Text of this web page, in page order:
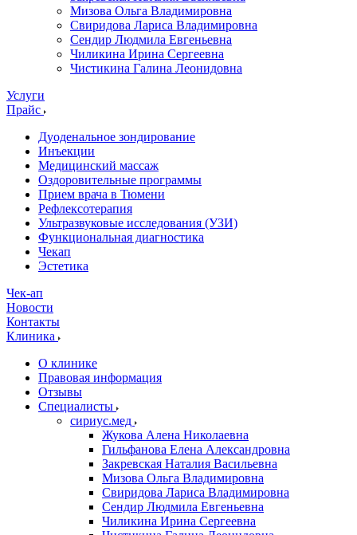
Мизова Ольга Владимировна
Свиридова Лариса Владимировна
Сендир Людмила Евгеньевна
Чиликина Ирина Сергеевна
Чистикина Галина Леонидовна
Услуги
Прайс
Дуоденальное зондирование
Инъекции
Медицинский массаж
Оздоровительные программы
Прием врача в Тюмени
Рефлексотерапия
Ультразвуковые исследования (УЗИ)
Функциональная диагностика
Чекап
Эстетика
Чек-ап
Новости
Контакты
Клиника
О клинике
Правовая информация
Отзывы
Специалисты
сириус.мед
Жукова Алена Николаевна
Гильфанова Елена Александровна
Закревская Наталия Васильевна
Мизова Ольга Владимировна
Свиридова Лариса Владимировна
Сендир Людмила Евгеньевна
Чиликина Ирина Сергеевна